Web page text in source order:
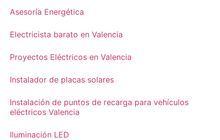
Asesoría Energética
Electricista barato en Valencia
Proyectos Eléctricos en Valencia
Instalador de placas solares
Instalación de puntos de recarga para vehículos
eléctricos Valencia
Iluminación LED